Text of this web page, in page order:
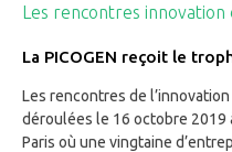
Les rencontres innovation
La PICOGEN reçoit le
Les rencontres de
déroulées le 16 octobre 2019
Paris où une vingtaine